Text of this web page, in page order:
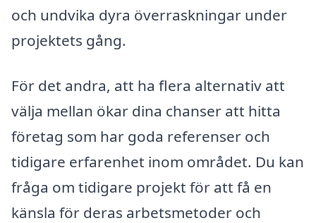
och undvika dyra överraskningar under
projektets gång.
För det andra, att ha flera alternativ att
välja mellan ökar dina chanser att hitta
företag som har goda referenser och
tidigare erfarenhet inom området. Du kan
fråga om tidigare projekt för att få en
känsla för deras arbetsmetoder och